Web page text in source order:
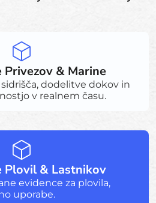
Privezov & Marine
dodelitve dokov in
v realnem času.
Plovil & Lastnikov
evidence za plovila,
uporabe.